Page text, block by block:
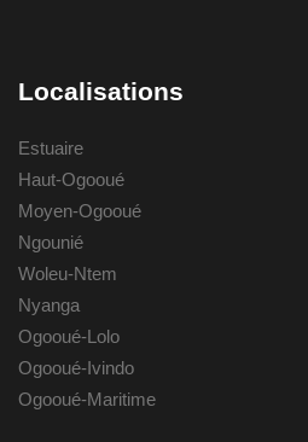
Localisations
Estuaire
Haut-Ogooué
Moyen-Ogooué
Ngounié
Woleu-Ntem
Nyanga
Ogooué-Lolo
Ogooué-Ivindo
Ogooué-Maritime